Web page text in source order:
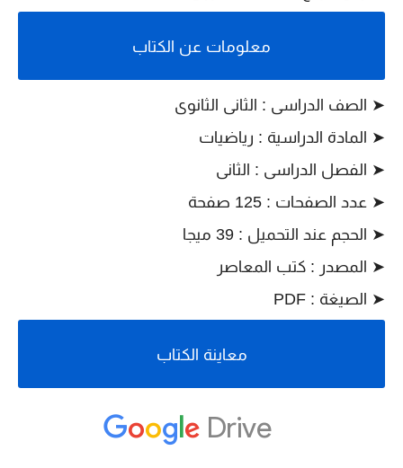
معلومات عن الكتاب
➤ الصف الدراسى : الثانى الثانوى
➤ المادة الدراسية : رياضيات
➤ الفصل الدراسى : الثانى
➤ عدد الصفحات : 125 صفحة
➤ الحجم عند التحميل : 39 ميجا
➤ المصدر : كتب المعاصر
➤ الصيغة : PDF
معاينة الكتاب